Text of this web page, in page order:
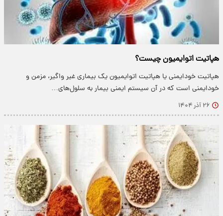
هپاتیت اتوایمیون چیست؟
هپاتیت خودایمنی یا هپاتیت اتوایمیون یک بیماری غیر واگیر، مزمن و
خودایمنی است که در آن سیستم ایمنی بیمار به سلول‌های…
۲۶ آذر ۱۴۰۴